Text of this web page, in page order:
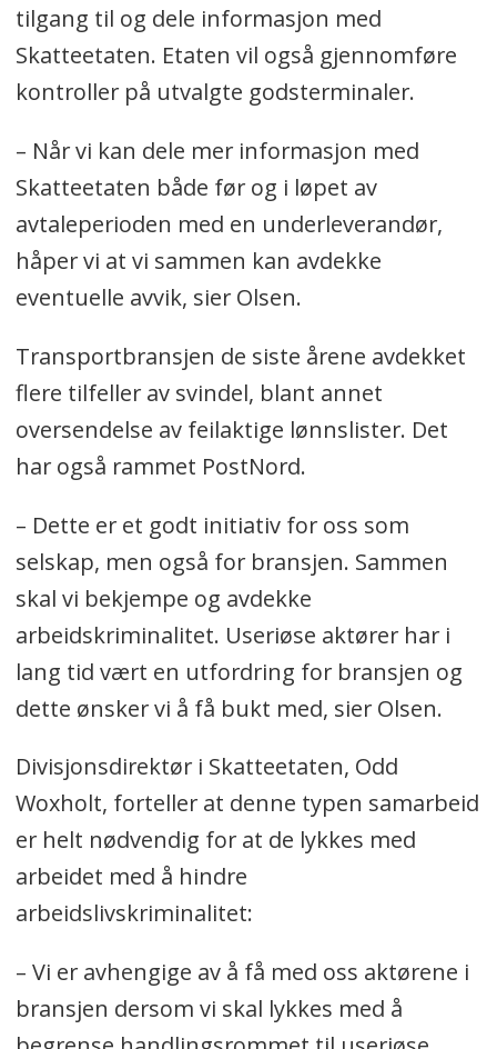
tilgang til og dele informasjon med
Skatteetaten. Etaten vil også gjennomføre
kontroller på utvalgte godsterminaler.
– Når vi kan dele mer informasjon med
Skatteetaten både før og i løpet av
avtaleperioden med en underleverandør,
håper vi at vi sammen kan avdekke
eventuelle avvik, sier Olsen.
Transportbransjen de siste årene avdekket
flere tilfeller av svindel, blant annet
oversendelse av feilaktige lønnslister. Det
har også rammet PostNord.
– Dette er et godt initiativ for oss som
selskap, men også for bransjen. Sammen
skal vi bekjempe og avdekke
arbeidskriminalitet. Useriøse aktører har i
lang tid vært en utfordring for bransjen og
dette ønsker vi å få bukt med, sier Olsen.
Divisjonsdirektør i Skatteetaten, Odd
Woxholt, forteller at denne typen samarbeid
er helt nødvendig for at de lykkes med
arbeidet med å hindre
arbeidslivskriminalitet:
– Vi er avhengige av å få med oss aktørene i
bransjen dersom vi skal lykkes med å